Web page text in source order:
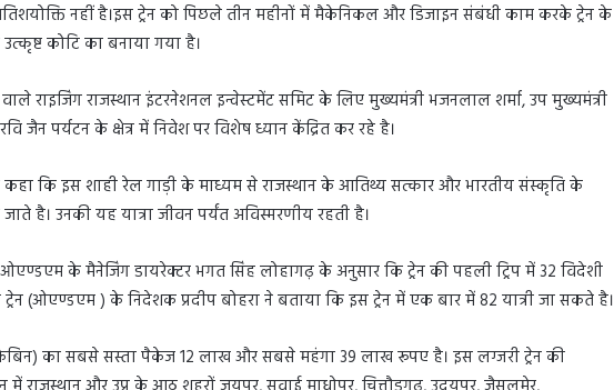
नहीं है।इस ट्रेन को पिछले तीन महीनों में मैकेनिकल और डिजाइन संबंधी काम करके ट्रेन के
कोटि का बनाया गया है।
राइजिंग राजस्थान इंटरनेशनल इन्वेस्टमेंट समिट के लिए मुख्यमंत्री भजनलाल शर्मा, उप मुख्यमंत्री
जैन पर्यटन के क्षेत्र में निवेश पर विशेष ध्यान केंद्रित कर रहे है।
कहा कि इस शाही रेल गाड़ी के माध्यम से राजस्थान के आतिथ्य सत्कार और भारतीय संस्कृति के
है। उनकी यह यात्रा जीवन पर्यंत अविस्मरणीय रहती है।
के मैनेजिंग डायरेक्टर भगत सिंह लोहागढ़ के अनुसार कि ट्रेन की पहली ट्रिप में 32 विदेशी
ट्रेन (ओएण्डएम ) के निदेशक प्रदीप बोहरा ने बताया कि इस ट्रेन में एक बार में 82 यात्री जा सकते है।
का सबसे सस्ता पैकेज 12 लाख और सबसे महंगा 39 लाख रूपए है। इस लग्जरी ट्रेन की